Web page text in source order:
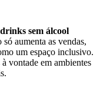
drinks sem álcool
aumenta as vendas,
um espaço inclusivo.
vontade em ambientes